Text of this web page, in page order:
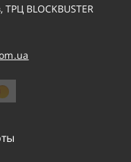
BLOCKBUSTER